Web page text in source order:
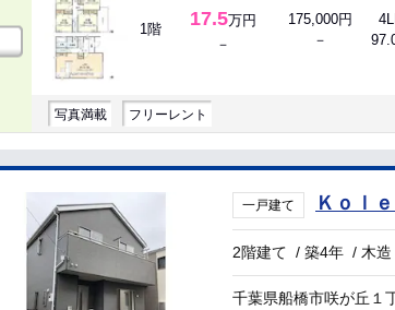
1階 17.5万円
－
175,000円
－
写真満載 フリーレント
一戸建て Ｋｏｌ
2階建て /築4年 / 木造
千葉県船橋市咲が丘１